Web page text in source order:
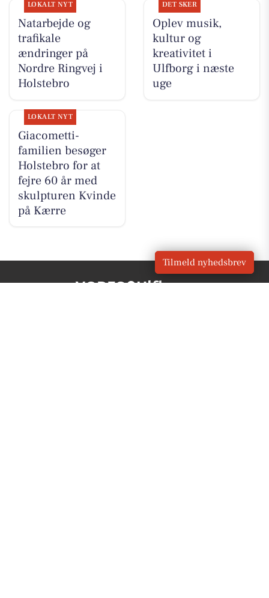
LOKALT NYT
Natarbejde og
trafikale
ændringer på
Nordre Ringvej i
Holstebro
DET SKER
Oplev musik,
kultur og
kreativitet i
Ulfborg i næste
uge
LOKALT NYT
Giacometti-
familien besøger
Holstebro for at
fejre 60 år med
skulpturen Kvinde
på Kærre
VORES Ulfborg
Tilmeld nyhedsbrev